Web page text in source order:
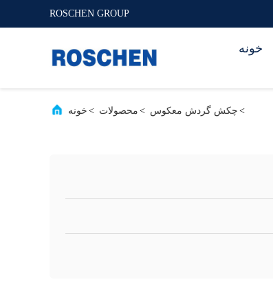
ROSCHEN GROUP
خونه
خونه > محصولات > چکش گردش معکوس >